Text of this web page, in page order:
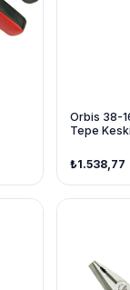
Orbis 38-
Tepe
₺1.538,77